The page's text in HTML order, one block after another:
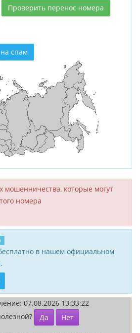
Проверить перенос номера
спам
мошенни­чества, кото­рые могут
номера
в нашем официальном
07.08.2026 13:33:22
Да Нет